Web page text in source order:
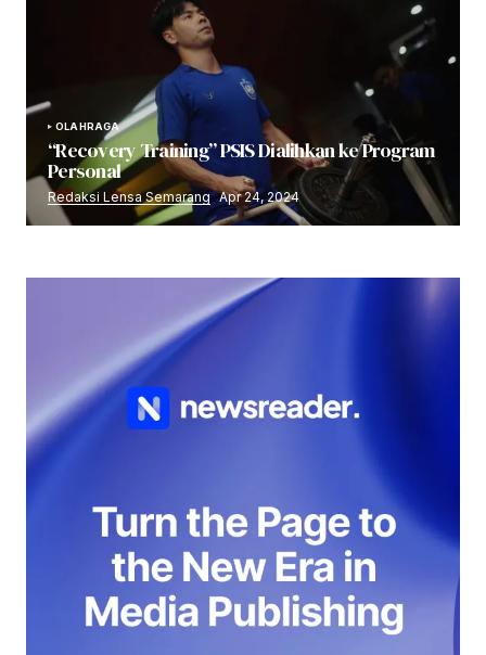
OLAHRAGA
“Recovery Training” PSIS Dialihkan ke Program
Personal
Redaksi Lensa Semarang Apr 24, 2024